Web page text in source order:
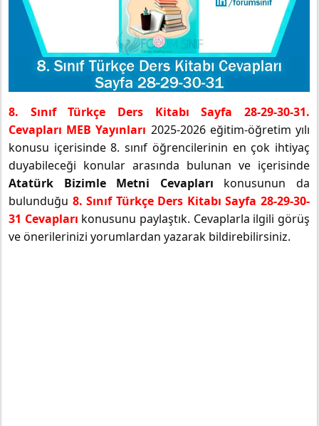
8. Sınıf Türkçe Ders Kitabı Sayfa 28-29-30-31.
Cevapları MEB Yayınları 2025-2026 eğitim-öğretim yılı
konusu içerisinde 8. sınıf öğrencilerinin en çok ihtiyaç
duyabileceği konular arasında bulunan ve içerisinde
Atatürk Bizimle Metni Cevapları konusunun da
bulunduğu 8. Sınıf Türkçe Ders Kitabı Sayfa 28-29-30-
31 Cevapları konusunu paylaştık. Cevaplarla ilgili görüş
ve önerilerinizi yorumlardan yazarak bildirebilirsiniz.